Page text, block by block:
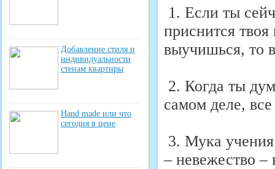
Добавление стиля и
индивидуальности
стенам квартиры
Hand made или что
сегодня в цене
1. Если ты
приснится
выучишься, то
2. Когда ты
самом деле,
3. Мука
– невежество –